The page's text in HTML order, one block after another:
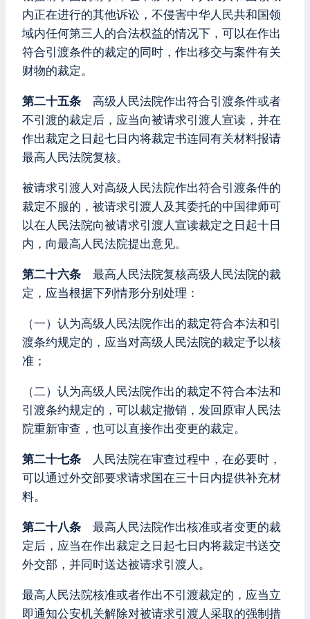
内正在进行的其他诉讼，不侵害中华人民共和国领
域内任何第三人的合法权益的情况下，可以在作出
符合引渡条件的裁定的同时，作出移交与案件有关
财物的裁定。
第二十五条 高级人民法院作出符合引渡条件或者
不引渡的裁定后，应当向被请求引渡人宣读，并在
作出裁定之日起七日内将裁定书连同有关材料报请
最高人民法院复核。
被请求引渡人对高级人民法院作出符合引渡条件的
裁定不服的，被请求引渡人及其委托的中国律师可
以在人民法院向被请求引渡人宣读裁定之日起十日
内，向最高人民法院提出意见。
第二十六条 最高人民法院复核高级人民法院的裁
定，应当根据下列情形分别处理：
（一）认为高级人民法院作出的裁定符合本法和引
渡条约规定的，应当对高级人民法院的裁定予以核
准；
（二）认为高级人民法院作出的裁定不符合本法和
引渡条约规定的，可以裁定撤销，发回原审人民法
院重新审查，也可以直接作出变更的裁定。
第二十七条 人民法院在审查过程中，在必要时，
可以通过外交部要求请求国在三十日内提供补充材
料。
第二十八条 最高人民法院作出核准或者变更的裁
定后，应当在作出裁定之日起七日内将裁定书送交
外交部，并同时送达被请求引渡人。
最高人民法院核准或者作出不引渡裁定的，应当立
即通知公安机关解除对被请求引渡人采取的强制措